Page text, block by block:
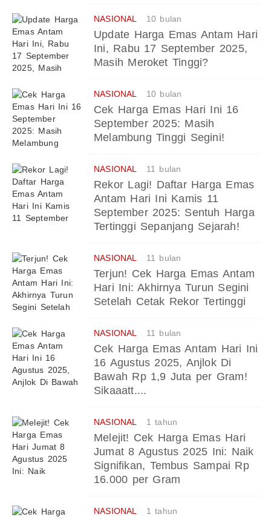
NASIONAL 10 bulan
Update Harga Emas Antam Hari
Ini, Rabu 17 September 2025,
Masih Meroket Tinggi?
NASIONAL 10 bulan
Cek Harga Emas Hari Ini 16
September 2025: Masih
Melambung Tinggi Segini!
NASIONAL 11 bulan
Rekor Lagi! Daftar Harga Emas
Antam Hari Ini Kamis 11
September 2025: Sentuh Harga
Tertinggi Sepanjang Sejarah!
NASIONAL 11 bulan
Terjun! Cek Harga Emas Antam
Hari Ini: Akhirnya Turun Segini
Setelah Cetak Rekor Tertinggi
NASIONAL 11 bulan
Cek Harga Emas Antam Hari Ini
16 Agustus 2025, Anjlok Di
Bawah Rp 1,9 Juta per Gram!
Sikaaatt....
NASIONAL 1 tahun
Melejit! Cek Harga Emas Hari
Jumat 8 Agustus 2025 Ini: Naik
Signifikan, Tembus Sampai Rp
16.000 per Gram
NASIONAL 1 tahun